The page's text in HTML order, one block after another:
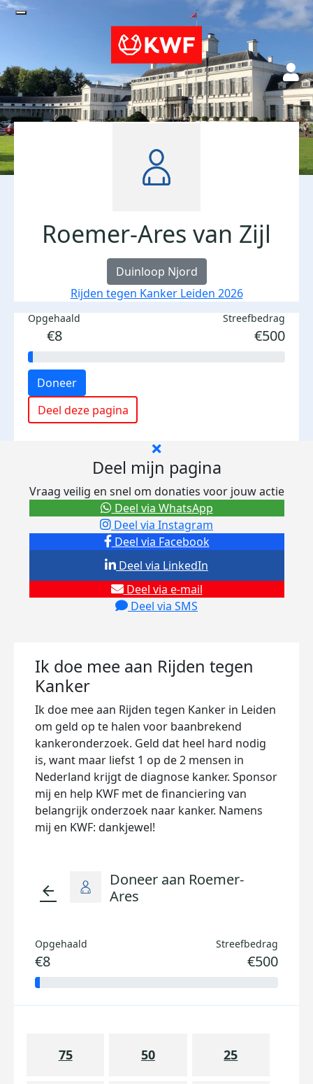
Roemer-Ares van Zijl
Duinloop Njord
Rijden tegen Kanker Leiden 2026
Opgehaald
€8
Streefbedrag
€500
Doneer
Deel deze pagina
Deel mijn pagina
Vraag veilig en snel om donaties voor jouw actie
Deel via Facebook
Deel via Instagram
Deel via e-mail
Deel via SMS
Deel via LinkedIn
Deel via WhatsApp
Ik doe mee aan Rijden tegen
Kanker
Ik doe mee aan Rijden tegen Kanker in Leiden
om geld op te halen voor baanbrekend
kankeronderzoek. Geld dat heel hard nodig
is, want maar liefst 1 op de 2 mensen in
Nederland krijgt de diagnose kanker. Sponsor
mij en help KWF met de financiering van
belangrijk onderzoek naar kanker. Namens
mij en KWF: dankjewel!
arrow_back
Doneer aan Roemer-
Ares
Opgehaald
€8
Streefbedrag
€500
75 50 25